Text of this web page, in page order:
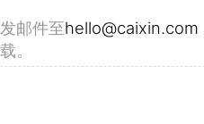
邮件至hello@caixin.com
。